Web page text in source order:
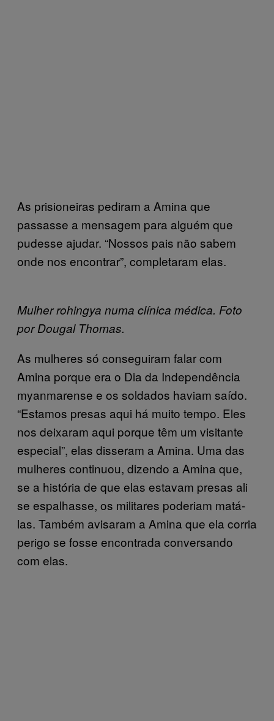
As prisioneiras pediram a Amina que
passasse a mensagem para alguém que
pudesse ajudar. “Nossos pais não sabem
onde nos encontrar”, completaram elas.
Mulher rohingya numa clínica médica. Foto
por Dougal Thomas.
As mulheres só conseguiram falar com
Amina porque era o Dia da Independência
myanmarense e os soldados haviam saído.
“Estamos presas aqui há muito tempo. Eles
nos deixaram aqui porque têm um visitante
especial”, elas disseram a Amina. Uma das
mulheres continuou, dizendo a Amina que,
se a história de que elas estavam presas ali
se espalhasse, os militares poderiam matá-
las. Também avisaram a Amina que ela corria
perigo se fosse encontrada conversando
com elas.